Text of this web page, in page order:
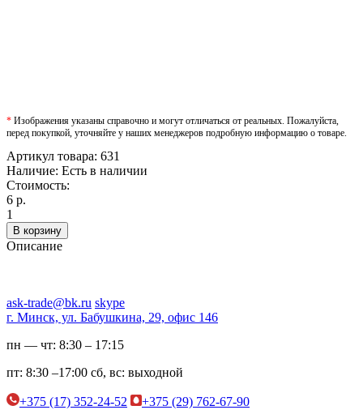
* Изображения указаны справочно и могут отличаться от реальных. Пожалуйста,
перед покупкой, уточняйте у наших менеджеров подробную информацию о товаре.
Артикул товара: 631
Наличие: Есть в наличии
Стоимость:
6 р.
1
В корзину
Описание
ask-trade@bk.ru skype
г. Минск, ул. Бабушкина, 29, офис 146
пн — чт: 8:30 – 17:15
пт: 8:30 –17:00 сб, вс: выходной
+375 (17) 352-24-52
+375 (29) 762-67-90